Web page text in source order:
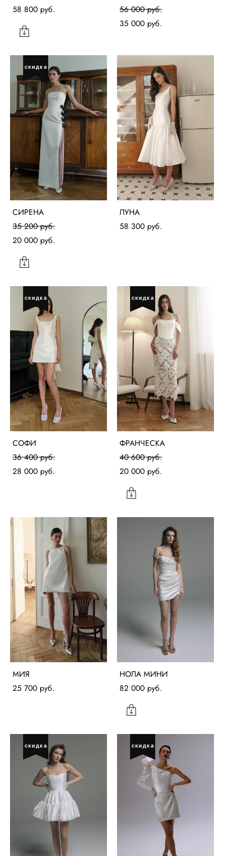
58 800 pуб.
56 000 pуб.
35 000 pуб.
скидка
СИРЕНА
35 200 pуб.
20 000 pуб.
ЛУНА
58 300 pуб.
скидка
СОФИ
36 400 pуб.
28 000 pуб.
скидка
ФРАНЧЕСКА
40 600 pуб.
20 000 pуб.
МИЯ
25 700 pуб.
НОЛА МИНИ
82 000 pуб.
скидка скидка